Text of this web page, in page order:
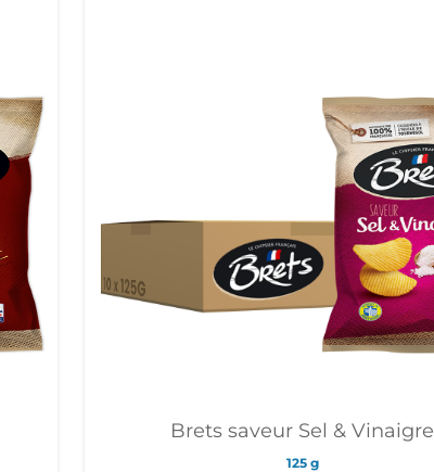
Brets saveur Sel & Vinaigre
125 g